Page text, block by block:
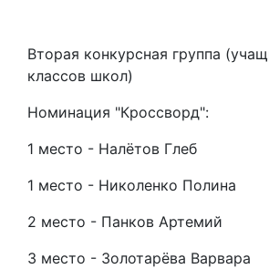
Вторая конкурсная группа
классов школ)
Номинация "Кроссворд":
1 место - Налётов Глеб
1 место - Николенко Полина
2 место - Панков Артемий
3 место - Золотарёва Варвара